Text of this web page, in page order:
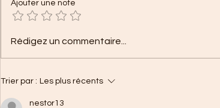
Ajouter une note
Rédigez un commentaire...
Trier par : Les plus récents
nestor13